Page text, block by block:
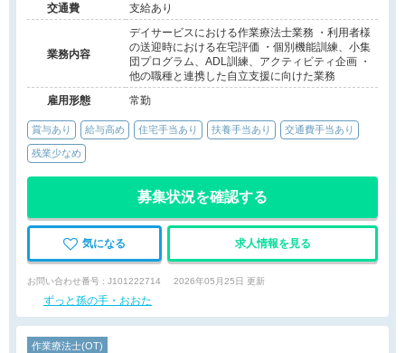
交通費 支給あり
業務内容
デイサービスにおける作業療法士業務 ・利用者様
の送迎時における在宅評価 ・個別機能訓練、小集
団プログラム、ADL訓練、アクティビティ企画 ・
他の職種と連携した自立支援に向けた業務
雇用形態
常勤
賞与あり 給与高め 住宅手当あり 扶養手当あり 交通費手当あり
残業少なめ
募集状況を確認する
気になる 求人情報を見る
お問い合わせ番号 : J101222714 2026年05月25日 更新
ずっと孫の手・おおた
作業療法士(OT)